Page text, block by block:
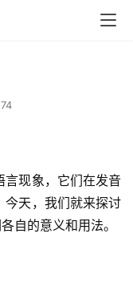
现象，它们在发音
今天，我们就来探讨
自的意义和用法。